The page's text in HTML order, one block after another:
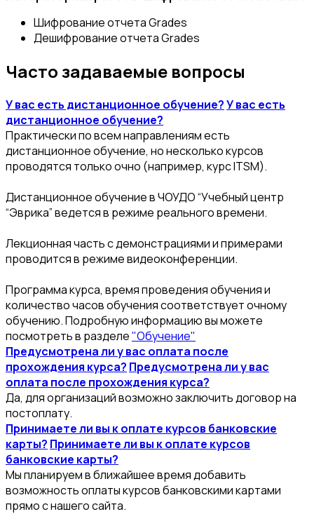
Шифрование отчета Grades
Дешифрование отчета Grades
Часто задаваемые вопросы
У вас есть дистанционное обучение?У вас есть
дистанционное обучение?
Практически по всем направлениям есть
дистанционное обучение, но несколько курсов
проводятся только очно (например, курс ITSM).
Дистанционное обучение в ЧОУДО “Учебный центр
“Эврика” ведется в режиме реального времени.
Лекционная часть с демонстрациями и примерами
проводится в режиме видеоконференции.
Программа курса, время проведения обучения и
количество часов обучения соответствует очному
обучению. Подробную информацию вы можете
посмотреть в разделе"Обучение"
Предусмотрена ли у вас оплата после
прохождения курса? Предусмотрена ли у вас
оплата после прохождения курса?
Да, для организаций возможно заключить договор на
постоплату.
Принимаете ли вы к оплате курсов банковские
карты? Принимаете ли вы к оплате курсов
банковские карты?
Мы планируем в ближайшее время добавить
возможность оплаты курсов банковскими картами
прямо с нашего сайта.